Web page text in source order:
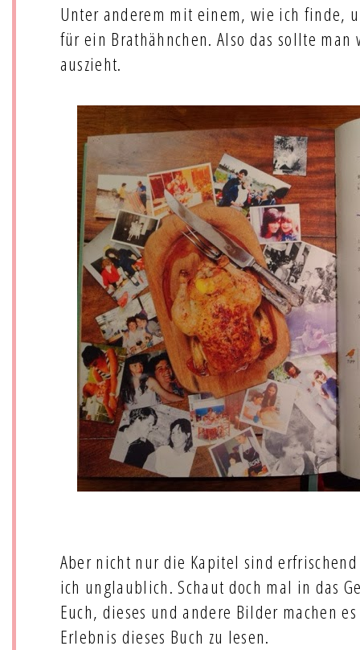
Unter anderem mit einem, wie ich finde,
für ein Brathähnchen. Also das sollte
auszieht.
Aber nicht nur die Kapitel sind
ich unglaublich. Schaut doch mal in das
Euch, dieses und andere Bilder machen
Erlebnis dieses Buch zu lesen.